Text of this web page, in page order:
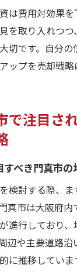
は費用対効果
を取り入れつ
切です。自分
ップを売却戦略
で注目さ
べき門真市の
検討する際、
真市は大阪府
進行しており
辺や主要道路
に推移していま